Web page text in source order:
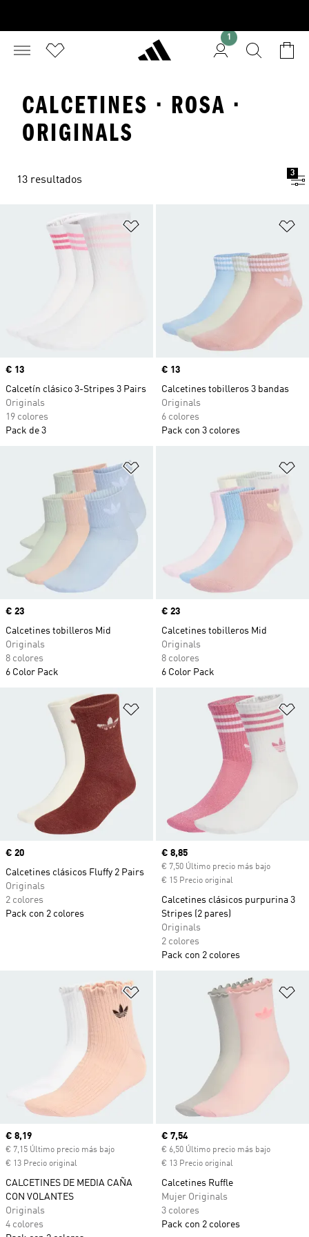
1
CALCETINES · ROSA ·
ORIGINALS
13 resultados
3
Precio
€ 13
Calcetín clásico 3-Stripes 3 Pairs
Originals
19 colores
Pack de 3
Precio
€ 13
Calcetines tobilleros 3 bandas
Originals
6 colores
Pack con 3 colores
Precio
€ 23
Calcetines tobilleros Mid
Originals
8 colores
6 Color Pack
Precio
€ 23
Calcetines tobilleros Mid
Originals
8 colores
6 Color Pack
Añadir a la lista de deseos
Precio
€ 20
Calcetines clásicos Fluffy 2 Pairs
Originals
2 colores
Pack con 2 colores
Precio actual
€ 8,85
€ 7,50 Último precio más bajo
€ 15 Precio original
Calcetines clásicos purpurina 3
Stripes (2 pares)
Originals
2 colores
Pack con 2 colores
Añadir a la lista de deseos
Precio actual
€ 8,19
€ 7,15 Último precio más bajo
€ 13 Precio original
CALCETINES DE MEDIA CAÑA
CON VOLANTES
Originals
4 colores
Precio actual
€ 7,54
€ 6,50 Último precio más bajo
€ 13 Precio original
Calcetines Ruffle
Mujer Originals
3 colores
Pack con 2 colores